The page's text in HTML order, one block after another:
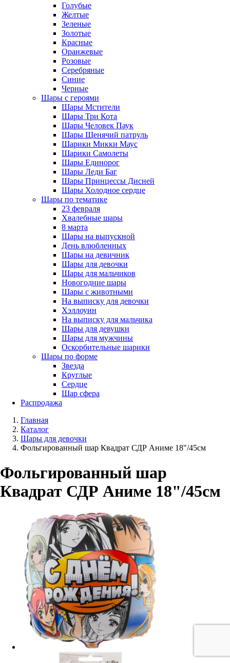
Голубые
Желтые
Зеленые
Золотые
Красные
Оранжевые
Розовые
Серебряные
Синие
Черные
Шары с героями
Шары Мстители
Шары Три Кота
Шары Человек Паук
Шары Щенячий патруль
Шарики Микки Маус
Шарики Самолеты
Шары Единорог
Шары Леди Баг
Шары Принцессы Дисней
Шары Холодное сердце
Шары по тематике
23 февраля
Хвалебные шары
8 марта
Шары на выпускной
День влюбленных
Шары на девичник
Шары для девочки
Шары для мальчиков
Новогодние шары
Шары с животными
На выписку для девочки
Хэллоуин
На выписку для мальчика
Шары для девушки
Шары для мужчины
Оскорбительные шарики
Шары по форме
Звезда
Круглые
Сердце
Шар сфера
Распродажа
Главная
Каталог
Шары для девочки
Фольгированный шар Квадрат СДР Аниме 18"/45см
Фольгированный шар
Квадрат СДР Аниме 18"/45см